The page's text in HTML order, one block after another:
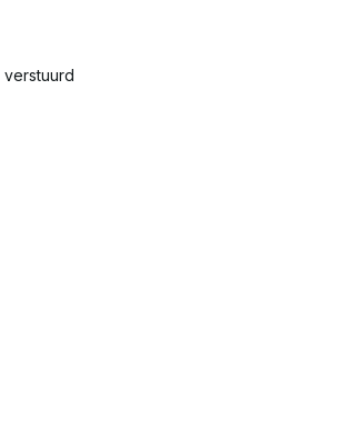
verstuurd